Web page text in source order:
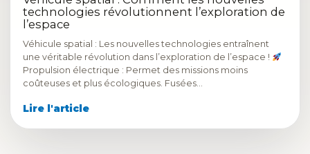
technologies révolutionnent l’exploration de
l’espace
Véhicule spatial : Les nouvelles technologies entraînent
une véritable révolution dans l’exploration de l’espace !
Propulsion électrique : Permet des missions moins
coûteuses et plus écologiques. Fusées…
Lire l'article